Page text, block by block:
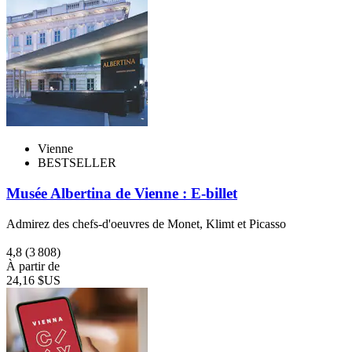
Vienne
BESTSELLER
Musée Albertina de Vienne : E-billet
Admirez des chefs-d'oeuvres de Monet, Klimt et Picasso
4,8 (3 808)
À partir de
24,16 $US